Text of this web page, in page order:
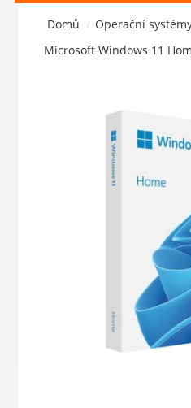
Domů / Operační
Microsoft Windows 11